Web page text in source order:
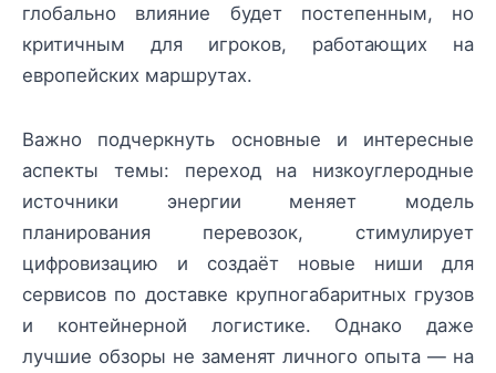
глобально влияние будет постепенным, но
критичным для игроков, работающих на
европейских маршрутах.
Важно подчеркнуть основные и интересные
аспекты темы: переход на низкоуглеродные
источники энергии меняет модель
планирования перевозок, стимулирует
цифровизацию и создаёт новые ниши для
сервисов по доставке крупногабаритных грузов
и контейнерной логистике. Однако даже
лучшие обзоры не заменят личного опыта — на